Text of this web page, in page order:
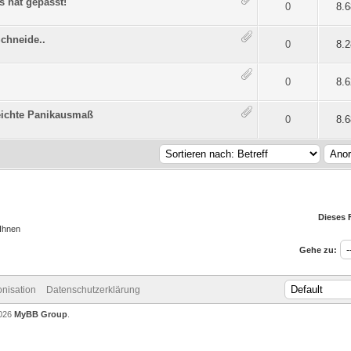
0
5 durchschnittlich
2 345
0
5 durchschnittlich
2345
0
5 durchschnittlich
Panikausmaß 0
5 durchschnittlich
2345
Dieses
Gehe zu:
Datenschutzerklärung
MyBB Group.